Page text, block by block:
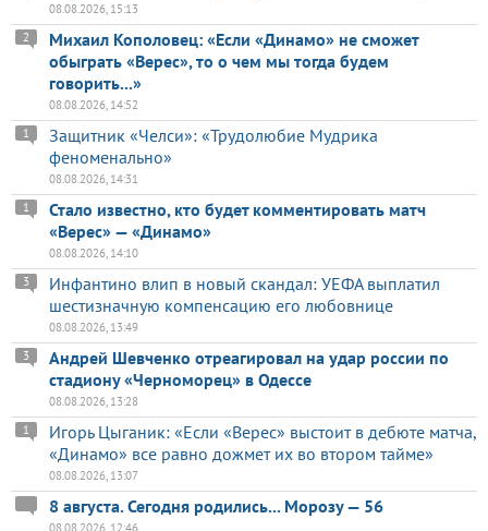
08.08.2026, 15:13
Михаил Кополовец: «Если «Динамо» не сможет
обыграть «Верес», то о чем мы тогда будем
говорить...»
2
08.08.2026, 14:52
Защитник «Челси»: «Трудолюбие Мудрика
феноменально»
1
08.08.2026, 14:31
Стало известно, кто будет комментировать матч
«Верес» — «Динамо»
1
08.08.2026, 14:10
Инфантино влип в новый скандал: УЕФА выплатил
шестизначную компенсацию его любовнице
3
08.08.2026, 13:49
Андрей Шевченко отреагировал на удар россии по
стадиону «Черноморец» в Одессе
3
08.08.2026, 13:28
Игорь Цыганик: «Если «Верес» выстоит в дебюте матча,
«Динамо» все равно дожмет их во втором тайме»
1
08.08.2026, 13:07
8 августа. Сегодня родились... Морозу — 56